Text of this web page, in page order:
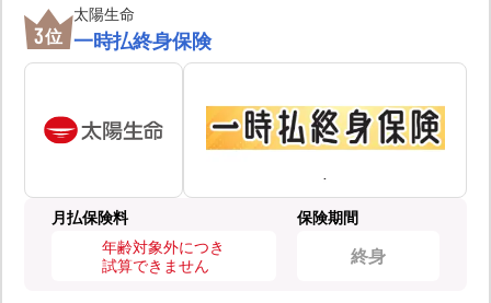
3位
太陽生命
一時払終身保険
月払保険料
年齢対象外につき
試算できません
保険期間
終身